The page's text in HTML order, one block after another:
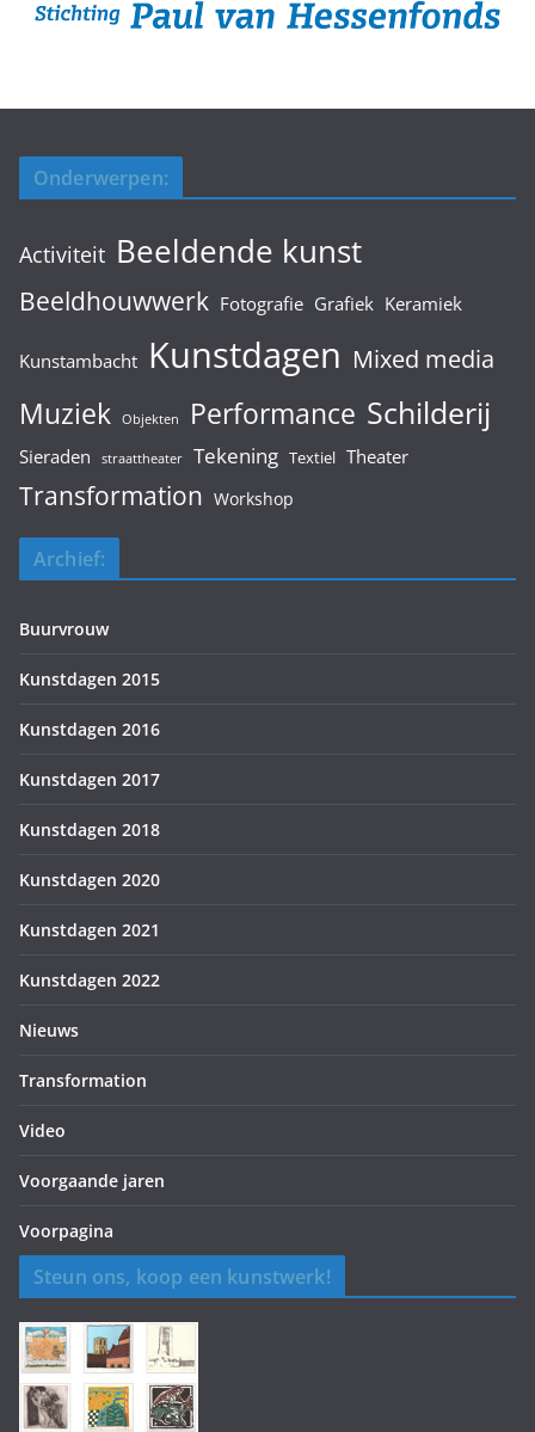
Onderwerpen:
Activiteit Beeldende kunst
Beeldhouwwerk Fotografie Grafiek Keramiek
Kunstambacht Kunstdagen Mixed media
Muziek Objekten Performance Schilderij
Sieraden straattheater Tekening Textiel Theater
Transformation Workshop
Archief:
Buurvrouw
Kunstdagen 2015
Kunstdagen 2016
Kunstdagen 2017
Kunstdagen 2018
Kunstdagen 2020
Kunstdagen 2021
Kunstdagen 2022
Nieuws
Transformation
Video
Voorgaande jaren
Voorpagina
Steun ons, koop een kunstwerk!